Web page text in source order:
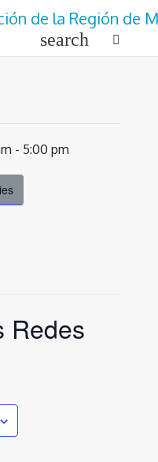
search
- 5:00 pm
Redes